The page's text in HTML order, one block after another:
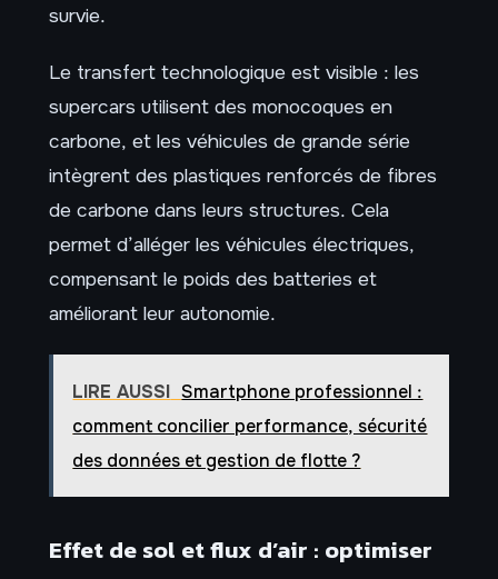
survie.
Le transfert technologique est visible : les
supercars utilisent des monocoques en
carbone, et les véhicules de grande série
intègrent des plastiques renforcés de fibres
de carbone dans leurs structures. Cela
permet d’alléger les véhicules électriques,
compensant le poids des batteries et
améliorant leur autonomie.
LIRE AUSSI Smartphone professionnel :
comment concilier performance, sécurité
des données et gestion de flotte ?
Effet de sol et flux d’air : optimiser